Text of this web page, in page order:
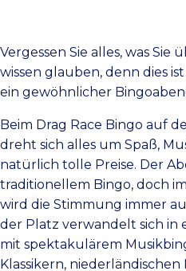
Vergessen Sie alles, was Sie
wissen glauben, denn dies
ein gewöhnlicher
Beim Drag Race Bingo auf
dreht sich alles um Spaß,
natürlich tolle Preise. Der
traditionellem Bingo, doch
wird die Stimmung immer
der Platz verwandelt sich in
mit spektakulärem
Klassikern,